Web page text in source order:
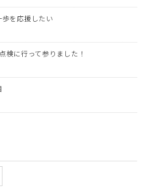
を応援したい
検に行って参りました！